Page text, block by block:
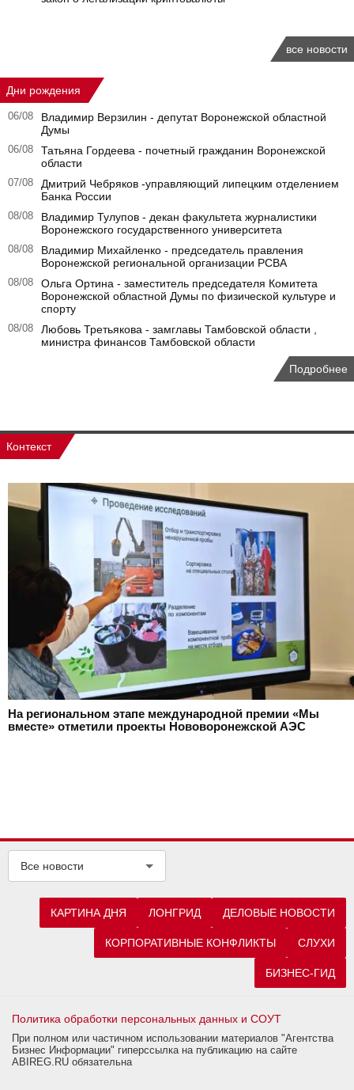
все новости
Дни рождения
06/08
Владимир Верзилин - депутат Воронежской областной
Думы
06/08
Татьяна Гордеева - почетный гражданин Воронежской
области
07/08
Дмитрий Чебряков -управляющий липецким отделением
Банка России
08/08
Владимир Тулупов - декан факультета журналистики
Воронежского государственного университета
08/08
Владимир Михайленко - председатель правления
Воронежской региональной организации РСВА
08/08
Ольга Ортина - заместитель председателя Комитета
Воронежской областной Думы по физической культуре и
спорту
08/08
Любовь Третьякова - замглавы Тамбовской области ,
министра финансов Тамбовской области
Подробнее
Контекст
На региональном этапе международной премии «Мы
вместе» отметили проекты Нововоронежской АЭС
Все новости
КАРТИНА ДНЯ ЛОНГРИД ДЕЛОВЫЕ НОВОСТИ
КОРПОРАТИВНЫЕ КОНФЛИКТЫ СЛУХИ
БИЗНЕС-ГИД
Политика обработки персональных данных и СОУТ
При полном или частичном использовании материалов "Агентства
Бизнес Информации" гиперссылка на публикацию на сайте
ABIREG.RU обязательна